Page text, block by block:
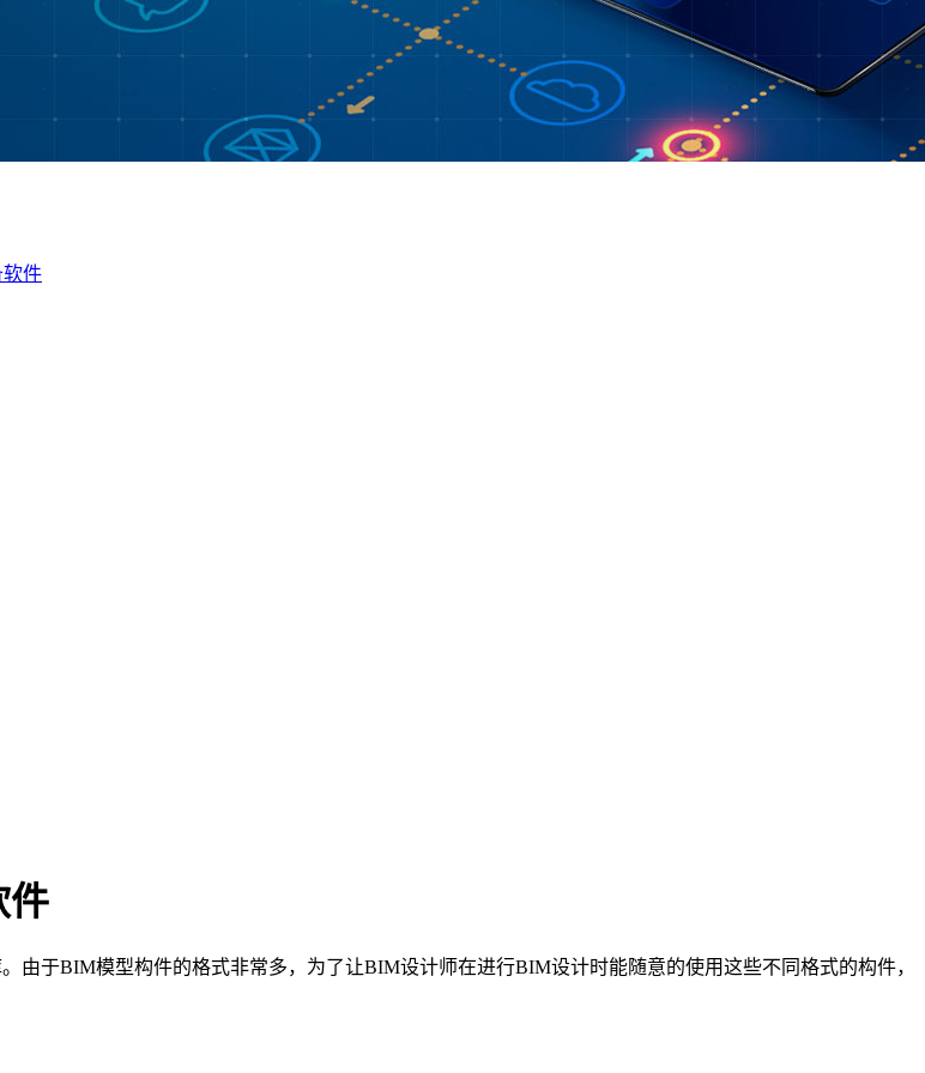
件
件
于BIM模型构件的格式非常多，为了让BIM设计师在进行BIM设计时能随意的使用这些不同格式的构件，